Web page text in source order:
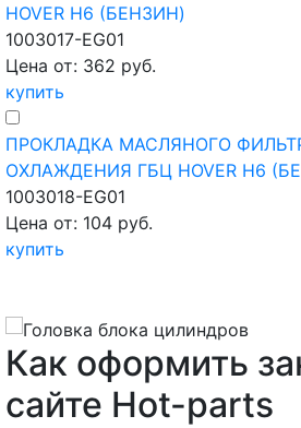
HOVER H6 (БЕНЗИН)
1003017-EG01
Цена от: 362 руб.
купить
ПРОКЛАДКА МАСЛЯНОГО
ОХЛАЖДЕНИЯ ГБЦ HOVER H6
1003018-EG01
Цена от: 104 руб.
купить
Как оформить
сайте Hot-parts